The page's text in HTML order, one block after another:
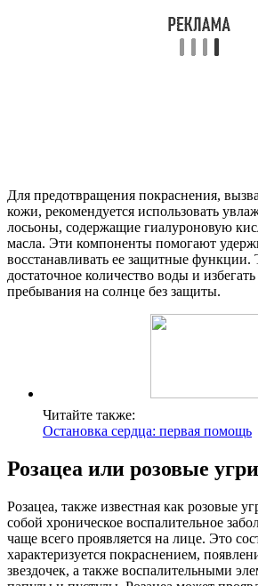
Для предотвращения покраснения,
кожи, рекомендуется использовать
лосьоны, содержащие гиалуроновую
масла. Эти компоненты помогают
восстанавливать ее защитные функции.
достаточное количество воды и
пребывания на солнце без защиты.
Читайте также:
Остановка сердца: первая помощь
Розацеа или розовые угри
Розацеа, также известная как розовые
собой хроническое воспалительное
чаще всего проявляется на лице. Это
характеризуется покраснением,
звездочек, а также воспалительными